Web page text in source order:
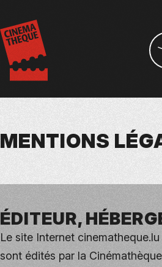
contenu
principal
MENTIONS
ÉDITEUR,
Le site Internet
sont édités par la